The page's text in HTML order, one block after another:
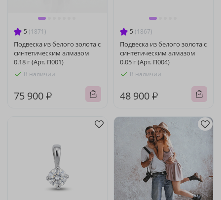
5 (1871)
Подвеска из белого золота с
синтетическим алмазом
0.18 г (Арт. П001)
В наличии
75 900 ₽
5 (1867)
Подвеска из белого золота с
синтетическим алмазом
0.05 г (Арт. П004)
В наличии
48 900 ₽